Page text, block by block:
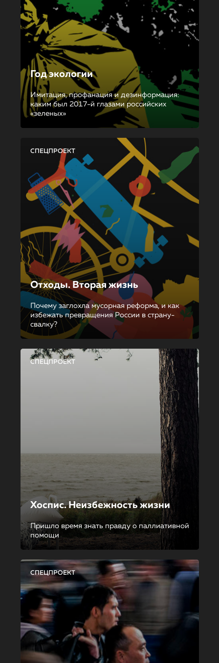
Год экологии
Имитация, профанация и дезинформация:
каким был 2017-й глазами российских
«зеленых»
СПЕЦПРОЕКТ
Отходы. Вторая жизнь
Почему заглохла мусорная реформа, и как
избежать превращения России в страну-
свалку?
СПЕЦПРОЕКТ
Хоспис. Неизбежность жизни
Пришло время знать правду о паллиативной
помощи
СПЕЦПРОЕКТ